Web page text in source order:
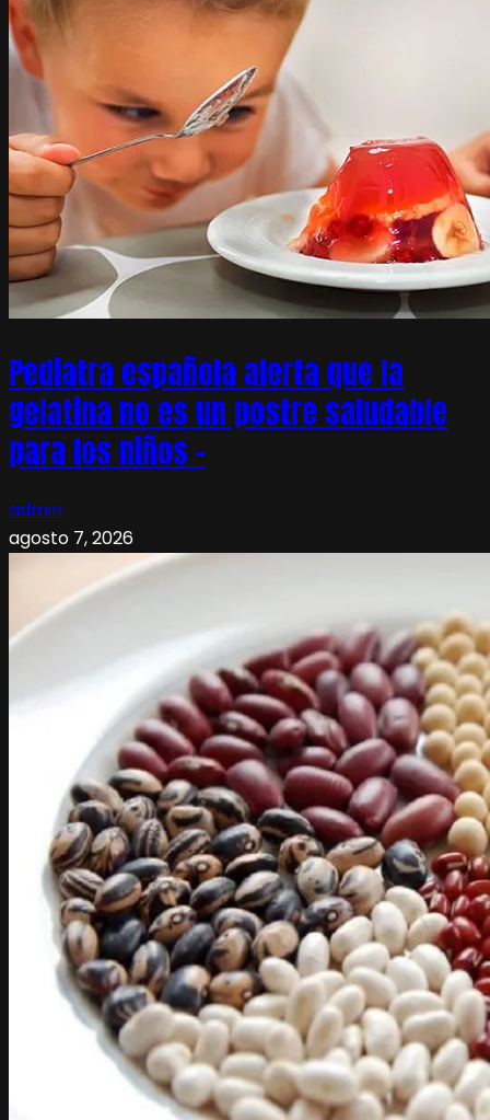
Pediatra española alerta que la
gelatina no es un postre saludable
para los niños –
admin
agosto 7, 2026